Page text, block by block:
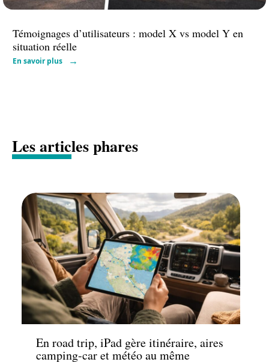
Témoignages d’utilisateurs : model X vs model Y en
situation réelle
En savoir plus
Les articles phares
Actu
En road trip, iPad gère itinéraire, aires
camping-car et météo au même